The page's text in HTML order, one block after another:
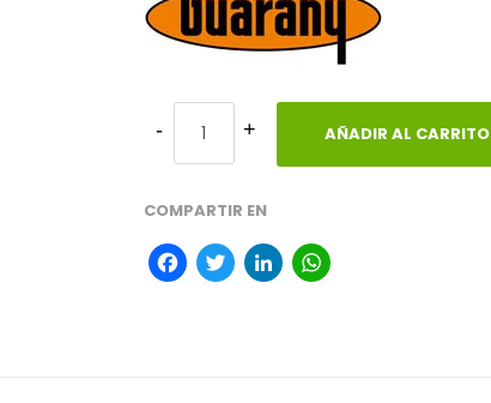
AÑADIR AL CARRITO
COMPARTIR EN
Facebook
TwitterLinkedIn